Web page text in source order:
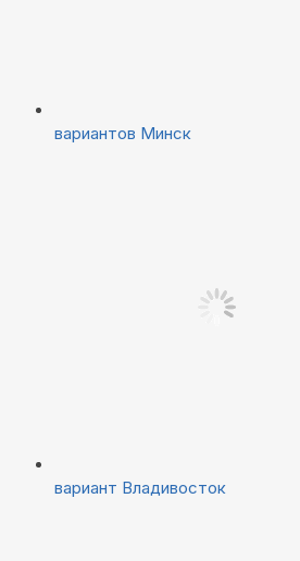
вариантов Минск
вариант Владивосток